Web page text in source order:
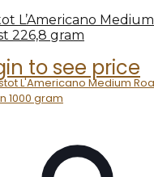
L’Americano Medium
226,8 gram
to see price